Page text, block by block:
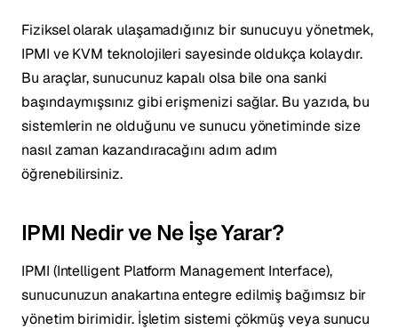
Fiziksel olarak ulaşamadığınız bir sunucuyu yönetmek,
IPMI ve KVM teknolojileri sayesinde oldukça kolaydır.
Bu araçlar, sunucunuz kapalı olsa bile ona sanki
başındaymışsınız gibi erişmenizi sağlar. Bu yazıda, bu
sistemlerin ne olduğunu ve sunucu yönetiminde size
nasıl zaman kazandıracağını adım adım
öğrenebilirsiniz.
IPMI Nedir ve Ne İşe Yarar?
IPMI (Intelligent Platform Management Interface),
sunucunuzun anakartına entegre edilmiş bağımsız bir
yönetim birimidir. İşletim sistemi çökmüş veya sunucu